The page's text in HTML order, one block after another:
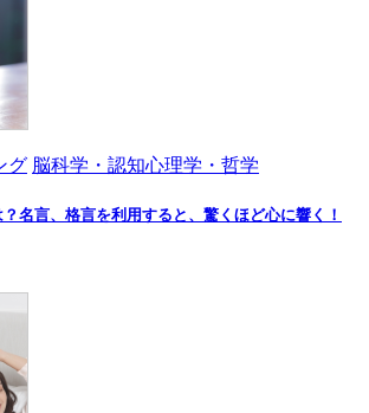
グ 脳科学・認知心理学・哲学
名言、格言を利用すると、驚くほど心に響く！